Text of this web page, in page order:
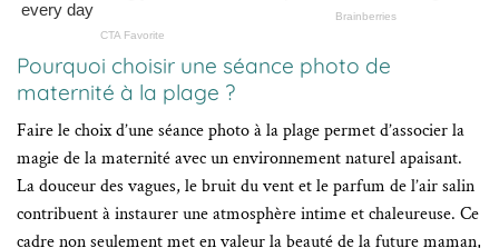
Pourquoi choisir une séance photo de
maternité à la plage ?
Faire le choix d’une séance photo à la plage permet d’associer la
magie de la maternité avec un environnement naturel apaisant.
La douceur des vagues, le bruit du vent et le parfum de l’air salin
contribuent à instaurer une atmosphère intime et chaleureuse. Ce
cadre non seulement met en valeur la beauté de la future maman,